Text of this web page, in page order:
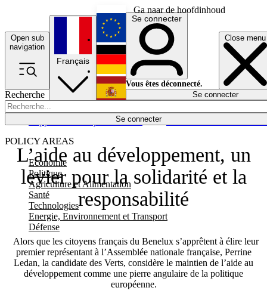
Ga naar de hoofdinhoud
Open sub
navigation
Close menu
Recherche
Se connecter
POLICY AREAS
Economie
Politique
Agriculture et Alimentation
Santé
Technologies
Energie, Environnement et Transport
Défense
Économie
Français
English
Deutsch
Español
Se connecter
Vous êtes déconnecté.
Se connecter
L’aide au développement, un
levier pour la solidarité et la
responsabilité
Alors que les citoyens français du Benelux s’apprêtent à élire leur
premier représentant à l’Assemblée nationale française, Perrine
Ledan, la candidate des Verts, considère le maintien de l’aide au
développement comme une pierre angulaire de la politique
européenne.